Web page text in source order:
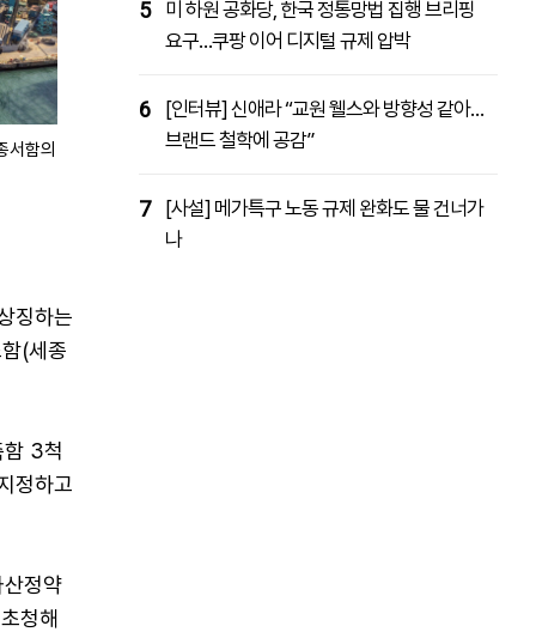
서함의
징하는
(세종
함 3척
정하고
정약
청해
5
미 하원 공화당, 한국 정통망법 집행 브리핑
요구…쿠팡 이어 디지털 규제 압박
6
[인터뷰] 신애라 “교원 웰스와 방향성 같아…
브랜드 철학에 공감”
7
[사설] 메가특구 노동 규제 완화도 물 건너가
나